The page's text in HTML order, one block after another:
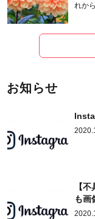
れか
お知らせ
【
も画